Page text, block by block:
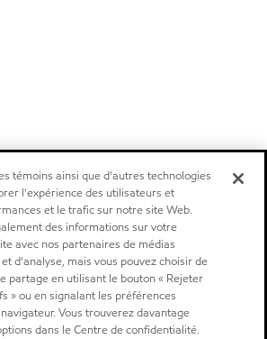
témoins ainsi que d'autres technologies
l'expérience des utilisateurs et
et le trafic sur notre site Web.
des informations sur votre
avec nos partenaires de médias
d'analyse, mais vous pouvez choisir de
partage en utilisant le bouton « Rejeter
» ou en signalant les préférences
Vous trouverez davantage
dans le Centre de confidentialité.